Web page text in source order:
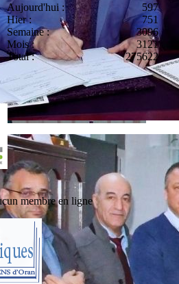
Aujourd'hui :
597
Hier :
751
Semaine :
3096
Mois :
3121
Total :
275622
membre en ligne